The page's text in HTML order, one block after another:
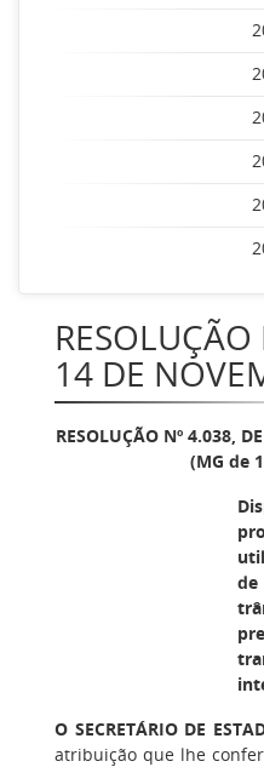
14 DE
RESOLUÇÃO Nº 4.038,
(MG de
O SECRETÁRIO DE
atribuição que lhe